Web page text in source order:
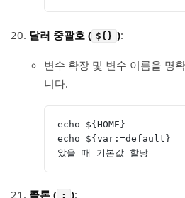
달러 중괄호 ( ${} ):
변수 확장 및 변수 이름을 명
니다.
echo ${HOME}
echo ${var:=default}   #
았을 때 기본값 할당
콜론 ( : ):